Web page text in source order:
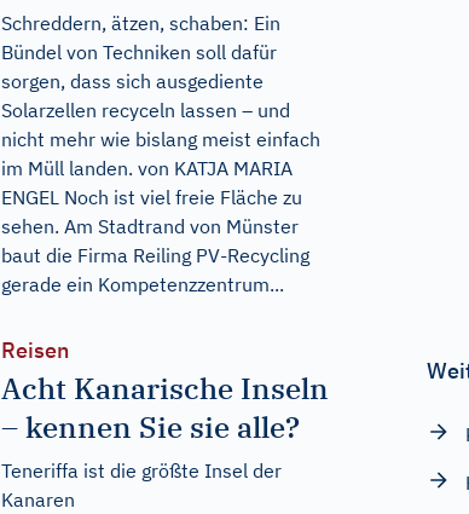
Schreddern, ätzen, schaben: Ein
Bündel von Techniken soll dafür
sorgen, dass sich ausgediente
Solarzellen recyceln lassen – und
nicht mehr wie bislang meist einfach
im Müll landen. von KATJA MARIA
ENGEL Noch ist viel freie Fläche zu
sehen. Am Stadtrand von Münster
baut die Firma Reiling PV-Recycling
gerade ein Kompetenzzentrum...
Reisen
Acht Kanarische Inseln
– kennen Sie sie alle?
Teneriffa ist die größte Insel der
Kanaren